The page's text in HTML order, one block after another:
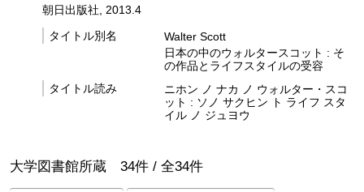
朝日出版社, 2013.4
タイトル別名
Walter Scott
日本の中のウォルタースコット : そ
の作品とライフスタイルの受容
タイトル読み
ニホン ノ ナカ ノ ウォルター・スコ
ット : ソノ サクヒン ト ライフ スタ
イル ノ ジュヨウ
大学図書館所蔵 34件 / 全34件